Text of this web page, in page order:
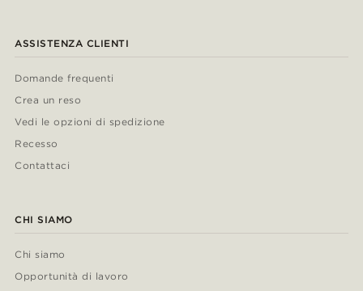
ASSISTENZA CLIENTI
Domande frequenti
Crea un reso
Vedi le opzioni di spedizione
Recesso
Contattaci
CHI SIAMO
Chi siamo
Opportunità di lavoro